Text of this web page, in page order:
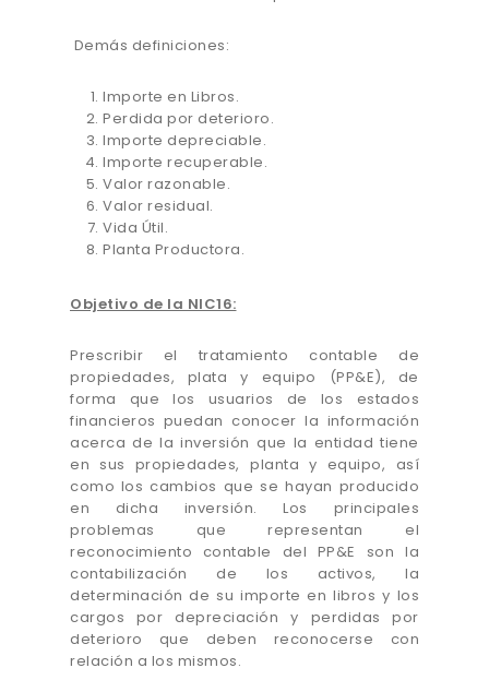
Demás definiciones:
Importe en Libros.
Perdida por deterioro.
Importe depreciable.
Importe recuperable.
Valor razonable.
Valor residual.
Vida Útil.
Planta Productora.
Objetivo de la NIC16:
Prescribir el tratamiento contable de
propiedades, plata y equipo (PP&E), de
forma que los usuarios de los estados
financieros puedan conocer la información
acerca de la inversión que la entidad tiene
en sus propiedades, planta y equipo, así
como los cambios que se hayan producido
en dicha inversión. Los principales
problemas que representan el
reconocimiento contable del PP&E son la
contabilización de los activos, la
determinación de su importe en libros y los
cargos por depreciación y perdidas por
deterioro que deben reconocerse con
relación a los mismos.